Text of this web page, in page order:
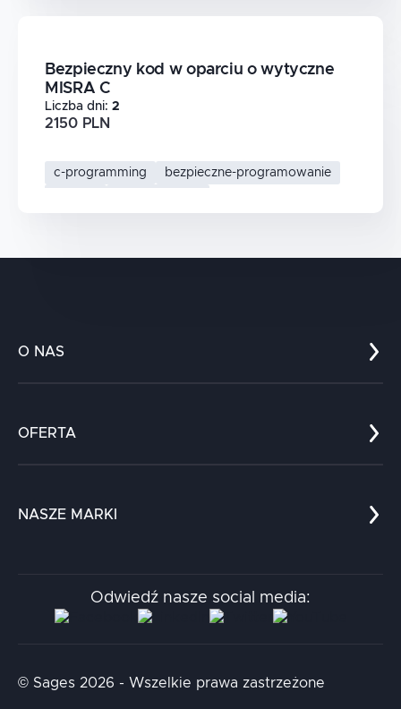
Bezpieczny kod w oparciu o wytyczne
MISRA C
Liczba dni: 2
2150 PLN
c-programming
bezpieczne-programowanie
O NAS
Kariera
Kontakt
OFERTA
Chatboty
NASZE MARKI
Aidapta
AI & NLP Day
Odwiedź nasze social media:
© Sages 2026 - Wszelkie prawa zastrzeżone